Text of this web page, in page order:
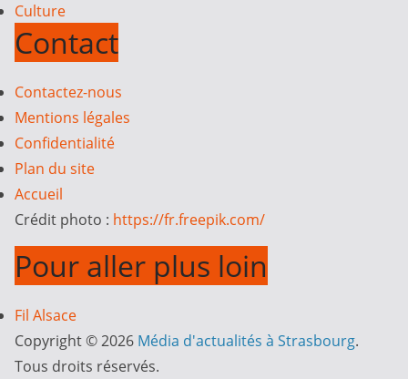
Culture
Contact
Contactez-nous
Mentions légales
Confidentialité
Plan du site
Accueil
Crédit photo : https://fr.freepik.com/
Pour aller plus loin
Fil Alsace
Copyright © 2026 Média d'actualités à Strasbourg.
Tous droits réservés.